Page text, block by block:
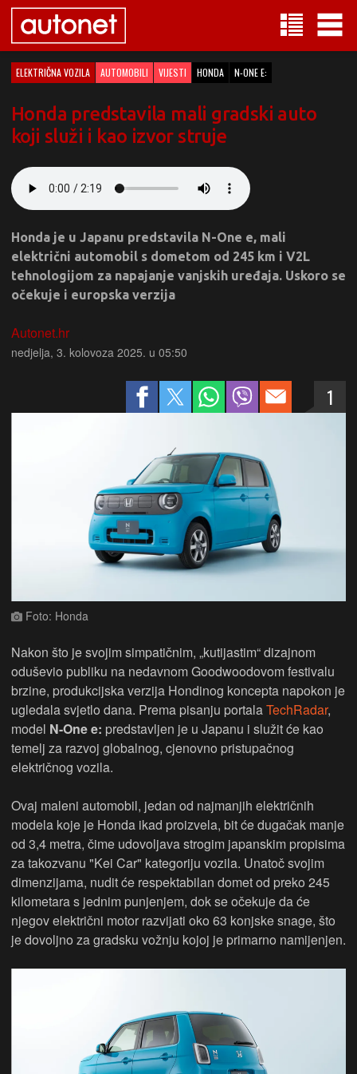
ELEKTRIČNA VOZILA AUTOMOBILI VIJESTI HONDA N-ONE E:
Honda predstavila mali gradski auto
koji služi i kao izvor struje
Honda je u Japanu predstavila N-One e, mali
električni automobil s dometom od 245 km i V2L
tehnologijom za napajanje vanjskih uređaja. Uskoro se
očekuje i europska verzija
Autonet.hr
nedjelja, 3. kolovoza 2025. u 05:50
1
Foto: Honda
Nakon što je svojim simpatičnim, „kutijastim“ dizajnom
oduševio publiku na nedavnom Goodwoodovom festivalu
brzine, produkcijska verzija Hondinog koncepta napokon je
ugledala svjetlo dana. Prema pisanju portalaTechRadar,
model N-One e: predstavljen je u Japanu i služit će kao
temelj za razvoj globalnog, cjenovno pristupačnog
električnog vozila.
Ovaj maleni automobil, jedan od najmanjih električnih
modela koje je Honda ikad proizvela, bit će dugačak manje
od 3,4 metra, čime udovoljava strogim japanskim propisima
za takozvanu "Kei Car" kategoriju vozila. Unatoč svojim
dimenzijama, nudit će respektabilan domet od preko 245
kilometara s jednim punjenjem, dok se očekuje da će
njegov električni motor razvijati oko 63 konjske snage, što
je dovoljno za gradsku vožnju kojoj je primarno namijenjen.